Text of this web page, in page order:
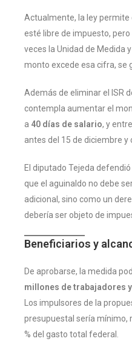
Actualmente, la ley permite
esté libre de impuesto,
veces la Unidad de Medida
monto excede esa cifra, se
Además de eliminar el ISR
contempla aumentar el
a 40 días de salario, y
antes del 15 de diciembre y
El diputado Tejeda
que el aguinaldo no debe
adicional, sino como un
debería ser objeto de
Beneficiarios y
De aprobarse, la medida
millones de trabajadores
Los impulsores de la
presupuestal sería mínimo,
% del gasto total federal.